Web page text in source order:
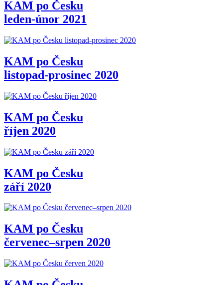
KAM po Česku
leden-únor 2021
KAM po Česku
listopad-prosinec 2020
KAM po Česku
říjen 2020
KAM po Česku
září 2020
KAM po Česku
červenec–srpen 2020